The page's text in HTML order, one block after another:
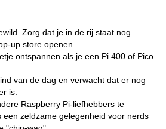
Zorg dat je in de rij staat nog
up store openen.
ontspannen als je een Pi 400 of Pico
van de dag en verwacht dat er nog
is.
Raspberry Pi-liefhebbers te
een zeldzame gelegenheid voor nerds